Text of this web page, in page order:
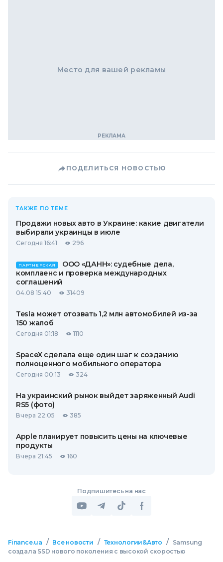
Место для вашей рекламы
ПОДЕЛИТЬСЯ НОВОСТЬЮ
ТАКЖЕ ПО ТЕМЕ
Продажи новых авто в Украине: какие двигатели
выбирали украинцы в июле
Сегодня 16:41 296
ПАРТНЕРСКАЯ
ООО «ДАНН»: судебные дела,
комплаенс и проверка международных
соглашений
04.08 15:40 31409
Tesla может отозвать 1,2 млн автомобилей из-за
150 жалоб
Сегодня 01:18 1110
SpaceX сделала еще один шаг к созданию
полноценного мобильного оператора
Сегодня 00:13 324
На украинский рынок выйдет заряженный Audi
RS5 (фото)
Вчера 22:05 385
Apple планирует повысить цены на ключевые
продукты
Вчера 21:45 160
Подпишитесь на нас
Finance.ua / Все новости / Технологии&Авто /
Samsung
создала SSD нового поколения с высокой скоростью